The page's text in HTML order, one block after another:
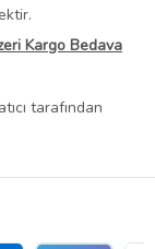
Kargo Bedava
tarafından